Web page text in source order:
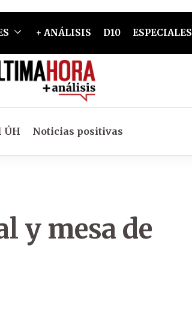
+ ANÁLISIS D10 ESPECIALES
ÚH Noticias positivas
y mesa de